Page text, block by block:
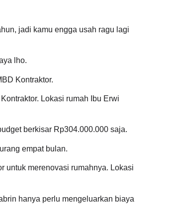
jadi kamu engga usah ragu lagi
lho.
Kontraktor.
Lokasi rumah Ibu Erwi
berkisar Rp304.000.000 saja.
empat bulan.
untuk merenovasi rumahnya. Lokasi
hanya perlu mengeluarkan biaya